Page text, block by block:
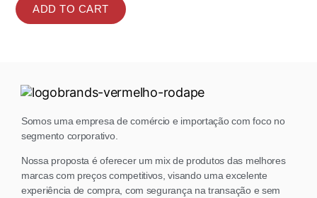
ADD TO CART
Somos uma empresa de comércio e importação com foco no
segmento corporativo.
Nossa proposta é oferecer um mix de produtos das melhores
marcas com preços competitivos, visando uma excelente
experiência de compra, com segurança na transação e sem